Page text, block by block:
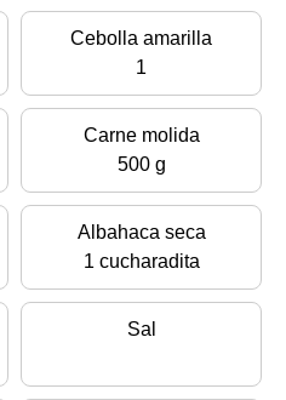
Cebolla amarilla
1
Carne molida
500 g
Albahaca seca
1 cucharadita
Sal